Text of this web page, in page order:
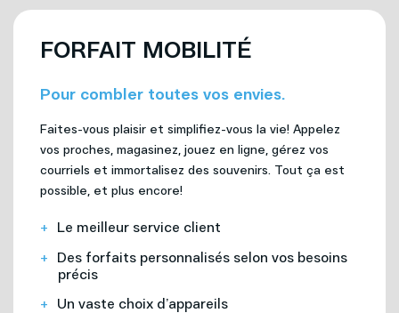
FORFAIT MOBILITÉ
Pour combler toutes vos envies.
Faites-vous plaisir et simplifiez-vous la vie! Appelez
vos proches, magasinez, jouez en ligne, gérez vos
courriels et immortalisez des souvenirs. Tout ça est
possible, et plus encore!
Le meilleur service client
Des forfaits personnalisés selon vos besoins
précis
Un vaste choix d’appareils